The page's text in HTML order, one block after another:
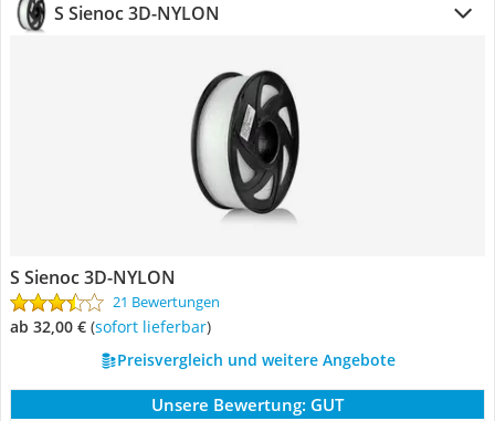
S Sienoc 3D-NYLON
S Sienoc 3D-NYLON
21 Bewertungen
ab 32,00 € ( Sofort lieferbar)
Preisvergleich und weitere Angebote
Unsere Bewertung: GUT